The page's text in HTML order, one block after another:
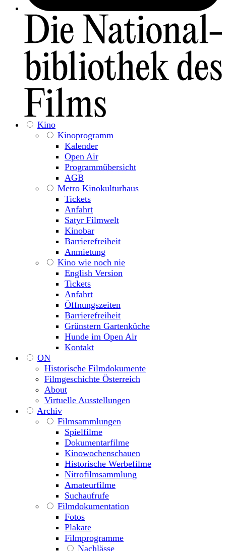
Kino
Kinoprogramm
Kalender
Open Air
Programmübersicht
AGB
Metro Kinokulturhaus
Tickets
Anfahrt
Satyr Filmwelt
Kinobar
Barrierefreiheit
Anmietung
Kino wie noch nie
English Version
Tickets
Anfahrt
Öffnungszeiten
Barrierefreiheit
Grünstern Gartenküche
Hunde im Open Air
Kontakt
ON
Historische Filmdokumente
Filmgeschichte Österreich
About
Virtuelle Ausstellungen
Archiv
Filmsammlungen
Spielfilme
Dokumentarfilme
Kinowochenschauen
Historische Werbefilme
Nitrofilmsammlung
Amateurfilme
Suchaufrufe
Filmdokumentation
Fotos
Plakate
Filmprogramme
Nachlässe